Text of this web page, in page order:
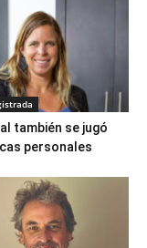
también se jugó
personales